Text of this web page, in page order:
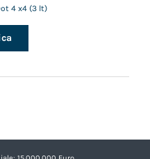
4 x4 (3 lt)